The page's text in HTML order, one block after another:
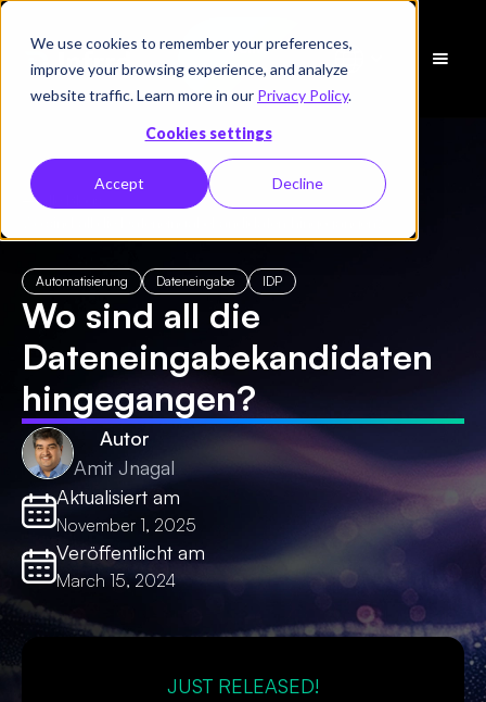
We use cookies to remember your preferences,
improve your browsing experience, and analyze
website traffic. Learn more in our Privacy Policy.
Cookies settings
Accept Decline
Demo
vereinbaren
← Alle Blogs
Automatisierung Dateneingabe IDP
Wo sind all die
Dateneingabekandidaten
hingegangen?
Autor
Amit Jnagal
Aktualisiert am
November 1, 2025
Veröffentlicht am
March 15, 2024
JUST RELEASED!